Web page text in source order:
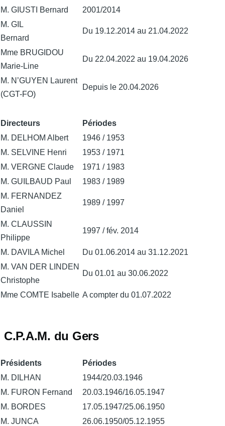
M. GIUSTI Bernard
2001/2014
M. GIL
Bernard
Du 19.12.2014 au 21.04.2022
Mme BRUGIDOU
Marie-Line
Du 22.04.2022 au 19.04.2026
M. N’GUYEN Laurent
(CGT-FO)
Depuis le 20.04.2026
Directeurs
Périodes
M. DELHOM Albert
1946 / 1953
M. SELVINE Henri
1953 / 1971
M. VERGNE Claude
1971 / 1983
M. GUILBAUD Paul
1983 / 1989
M. FERNANDEZ
Daniel
1989 / 1997
M. CLAUSSIN
Philippe
1997 / fév. 2014
M. DAVILA Michel
Du 01.06.2014 au 31.12.2021
M. VAN DER LINDEN
Christophe
Du 01.01 au 30.06.2022
Mme COMTE Isabelle A compter du 01.07.2022
C.P.A.M. du Gers
Présidents
Périodes
M. DILHAN
1944/20.03.1946
M. FURON Fernand
20.03.1946/16.05.1947
M. BORDES
17.05.1947/25.06.1950
M. JUNCA
26.06.1950/05.12.1955